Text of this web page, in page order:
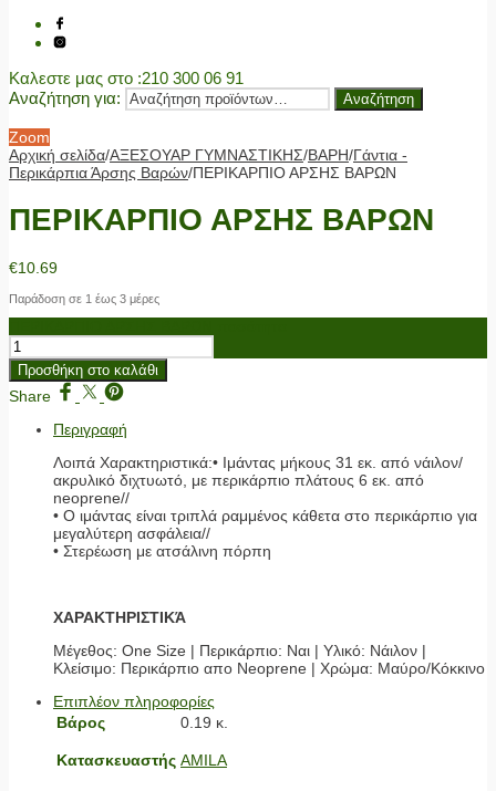
Καλεστε μας στο :210 300 06 91
Αναζήτηση για:
Αναζήτηση
Zoom
Αρχική σελίδα/ΑΞΕΣΟΥΑΡ ΓΥΜΝΑΣΤΙΚΗΣ/ΒΑΡΗ/Γάντια -
Περικάρπια Άρσης Βαρών/ΠΕΡΙΚΑΡΠΙΟ ΑΡΣΗΣ ΒΑΡΩΝ
ΠΕΡΙΚΑΡΠΙΟ ΑΡΣΗΣ ΒΑΡΩΝ
€10.69
Παράδοση σε 1 έως 3 μέρες
Προσθήκη στο καλάθι
Share
Περιγραφή
Λοιπά Χαρακτηριστικά:• Ιμάντας μήκους 31 εκ. από νάιλον/
ακρυλικό διχτυωτό, με περικάρπιο πλάτους 6 εκ. από
neoprene//
• Ο ιμάντας είναι τριπλά ραμμένος κάθετα στο περικάρπιο για
μεγαλύτερη ασφάλεια//
• Στερέωση με ατσάλινη πόρπη
ΧΑΡΑΚΤΗΡΙΣΤΙΚΆ
Μέγεθος: One Size | Περικάρπιο: Ναι | Υλικό: Νάιλον |
Κλείσιμο: Περικάρπιο απο Neoprene | Χρώμα: Μαύρο/Κόκκινο
Επιπλέον πληροφορίες
Βάρος
0.19 κ.
Κατασκευαστής AMILA